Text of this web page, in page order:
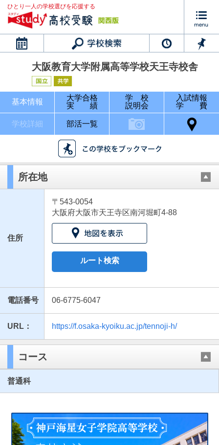
ひとり一人の学校選びを応援する
カレンダー
ブックマークした学校
大阪教育大学附属高等学校天王寺校舎
基本情報
大学合格
実 績
学 校
説明会
入試情報
学 費
学校詳細 部活一覧
所在地
住所
〒543-0054
大阪府大阪市天王寺区南河堀町4-88
ルート検索
電話番号 06-6775-6047
URL： https://f.osaka-kyoiku.ac.jp/tennoji-h/
コース
普通科